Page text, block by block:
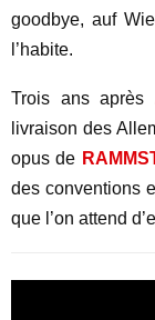
goodbye, auf
l’habite.
Trois ans après
livraison des
opus de
des conventions
que l’on attend